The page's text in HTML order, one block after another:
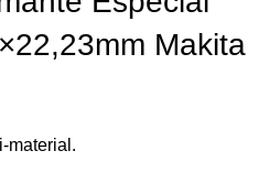
Makita
material.